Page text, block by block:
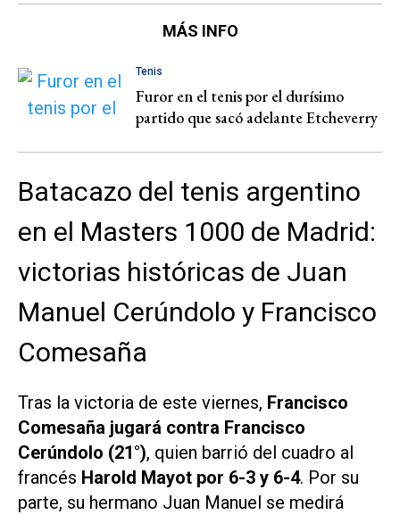
MÁS INFO
Tenis
Furor en el tenis por el durísimo
partido que sacó adelante Etcheverry
Batacazo del tenis argentino
en el Masters 1000 de Madrid:
victorias históricas de Juan
Manuel Cerúndolo y Francisco
Comesaña
Tras la victoria de este viernes, Francisco
Comesaña jugará contra Francisco
Cerúndolo (21°), quien barrió del cuadro al
francés Harold Mayot por 6-3 y 6-4. Por su
parte, su hermano Juan Manuel se medirá